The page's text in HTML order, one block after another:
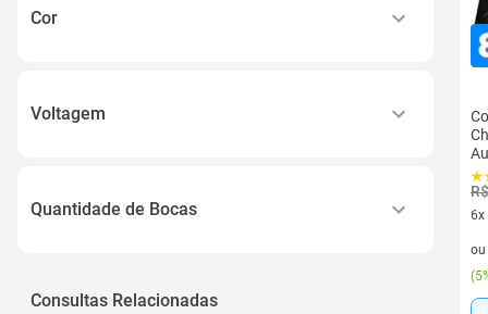
Cor
Voltagem
Quantidade de Bocas
01
Consultas Relacionadas
6x
6
ou
(